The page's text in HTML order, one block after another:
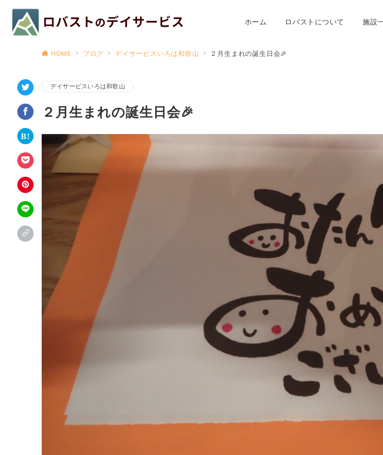
ホーム ロバストについて 施設
HOME ブログ デイサービスいろは和歌山 ２月生まれの誕生日会🎉
デイサービスいろは和歌山
２月生まれの誕生日会🎉